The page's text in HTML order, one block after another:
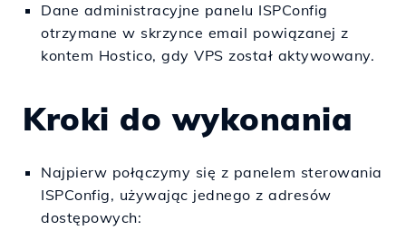
Dane administracyjne panelu ISPConfig
otrzymane w skrzynce email powiązanej z
kontem Hostico, gdy VPS został aktywowany.
Kroki do wykonania
Najpierw połączymy się z panelem sterowania
ISPConfig, używając jednego z adresów
dostępowych: